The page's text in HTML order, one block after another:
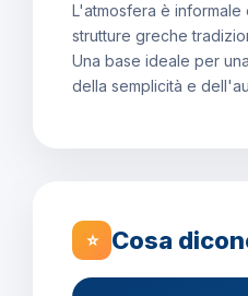
L'atmosfera è informale
strutture greche
Una base ideale per
della semplicità e
⭐ Cosa